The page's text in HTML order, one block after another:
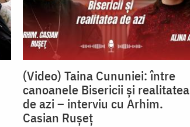
(Video) Taina Cununiei: între
canoanele Bisericii și realitatea
de azi – interviu cu Arhim.
Casian Rușeț